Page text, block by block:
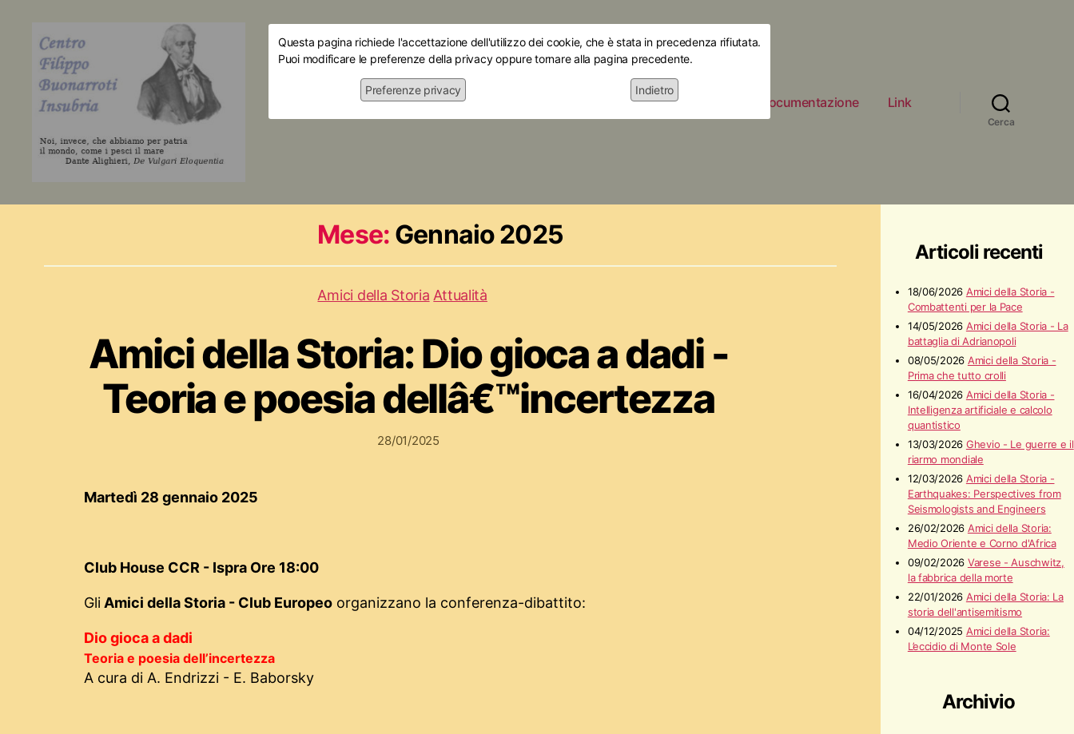
Home Le mostre Documentazione Link
Cerca
Questa pagina richiede l'accettazione dell'utilizzo dei cookie, che è stata in precedenza rifiutata.
Puoi modificare le preferenze della privacy oppure tornare alla pagina precedente.
Preferenze privacy Indietro
Articoli recenti
18/06/2026 Amici della Storia -
Combattenti per la Pace
14/05/2026 Amici della Storia - La
battaglia di Adrianopoli
08/05/2026 Amici della Storia -
Prima che tutto crolli
16/04/2026 Amici della Storia -
Intelligenza artificiale e calcolo
quantistico
13/03/2026 Ghevio - Le guerre e il
riarmo mondiale
12/03/2026 Amici della Storia -
Earthquakes: Perspectives from
Seismologists and Engineers
26/02/2026 Amici della Storia:
Medio Oriente e Corno d'Africa
09/02/2026 Varese - Auschwitz,
la fabbrica della morte
22/01/2026 Amici della Storia: La
storia dell'antisemitismo
04/12/2025 Amici della Storia:
L’eccidio di Monte Sole
Archivio
Mese: Gennaio 2025
Amici della Storia Attualità
Amici della Storia: Dio gioca a dadi -
Teoria e poesia dellâ€™incertezza
28/01/2025
Martedì 28 gennaio 2025
Club House CCR - Ispra Ore 18:00
GliAmici della Storia - Club Europeoorganizzano la conferenza-dibattito:
Dio gioca a dadi
Teoria e poesia dell’incertezza
A cura di A. Endrizzi - E. Baborsky